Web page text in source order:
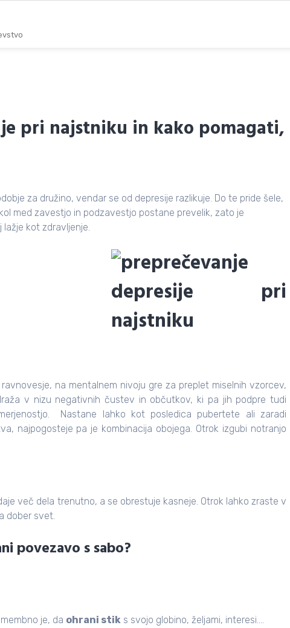
pri najstniku in kako pomagati,
za družino, vendar se od depresije razlikuje. Do te pride šele,
med zavestjo in podzavestjo postane prevelik, zato je
kot zdravljenje.
na mentalnem nivoju gre za preplet miselnih vzorcev,
v nizu negativnih čustev in občutkov, ki pa jih podpre tudi
Nastane lahko kot posledica pubertete ali zaradi
najpogosteje pa je kombinacija obojega. Otrok izgubi notranjo
več dela trenutno, a se obrestuje kasneje. Otrok lahko zraste v
dober svet.
povezavo s sabo?
je, da ohrani stik s svojo globino, željami, interesi….